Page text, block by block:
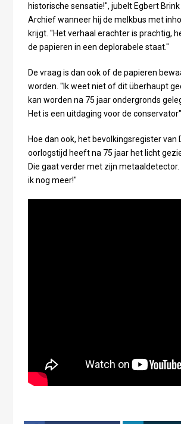
historische sensatie!", jubelt Egbert
Archief wanneer hij de melkbus met
krijgt. "Het verhaal erachter is prachtig,
de papieren in een deplorabele staat."
De vraag is dan ook of de papieren
worden. "Ik weet niet of dit überhaupt
kan worden na 75 jaar ondergronds
Het is een uitdaging voor de
Hoe dan ook, het bevolkingsregister van
oorlogstijd heeft na 75 jaar het licht
Die gaat verder met zijn metaaldetector.
ik nog meer!"